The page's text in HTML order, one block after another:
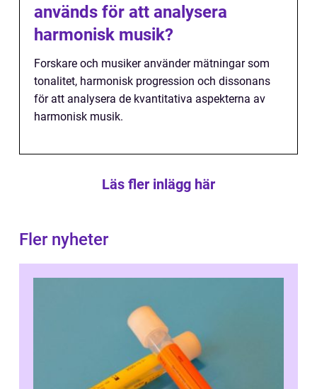
används för att analysera
harmonisk musik?
Forskare och musiker använder mätningar som
tonalitet, harmonisk progression och dissonans
för att analysera de kvantitativa aspekterna av
harmonisk musik.
Läs fler inlägg här
Fler nyheter